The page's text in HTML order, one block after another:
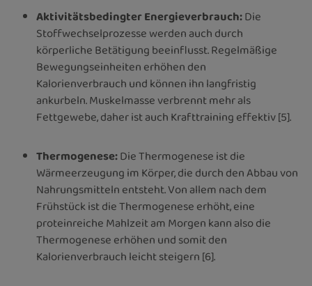
Aktivitätsbedingter Energieverbrauch:Die
Stoffwechselprozesse werden auch durch
körperliche Betätigung beeinflusst. Regelmäßige
Bewegungseinheiten erhöhen den
Kalorienverbrauch und können ihn langfristig
ankurbeln. Muskelmasse verbrennt mehr als
Fettgewebe, daher ist auch Krafttraining effektiv [5].
Thermogenese:Die Thermogenese ist die
Wärmeerzeugung im Körper, die durch den Abbau von
Nahrungsmitteln entsteht. Von allem nach dem
Frühstück ist die Thermogenese erhöht, eine
proteinreiche Mahlzeit am Morgen kann also die
Thermogenese erhöhen und somit den
Kalorienverbrauch leicht steigern [6].